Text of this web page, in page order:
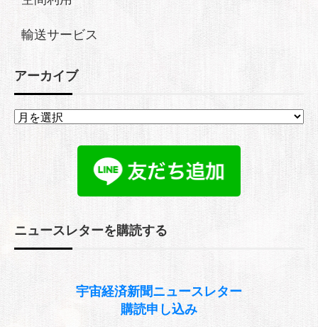
輸送サービス
アーカイブ
ア
ー
カ
ニュースレターを購読する
宇宙経済新聞ニュースレター
購読申し込み